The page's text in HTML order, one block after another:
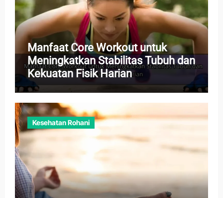
Manfaat Core Workout untuk
Meningkatkan Stabilitas Tubuh dan
Kekuatan Fisik Harian
Kesehatan Rohani